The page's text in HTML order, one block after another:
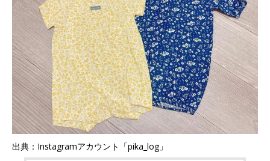
出典：Instagramアカウント「pika_log」